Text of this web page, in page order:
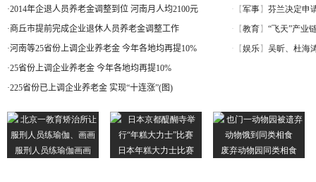
·2014年企退人员养老金调整到位 河南月人均2100元
·商丘市提前完成企业退休人员养老金调整工作
·河南等25省份上调企业养老金 今年各地均再提10%
·25省份上调企业养老金 今年各地均再提10%
·225省份已上调企业养老金 实现“十连涨”(图)